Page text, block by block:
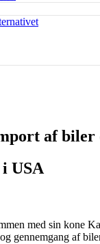
af
USA
med sin kone
gennemgang af